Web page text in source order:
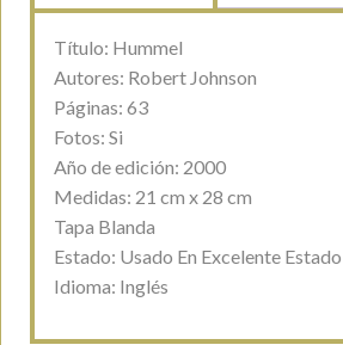
Título: Hummel
Autores: Robert Johnson
Páginas: 63
Fotos: Si
Año de edición: 2000
Medidas: 21 cm x 28 cm
Tapa Blanda
Estado: Usado En Excelente Estado
Idioma: Inglés